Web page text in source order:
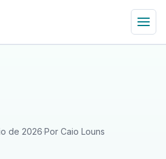
de 2026·Por Caio Louns